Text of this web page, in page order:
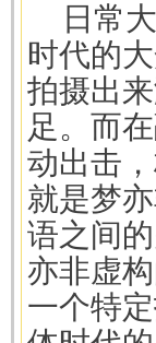
日常
时代的
拍摄出
足。而
动出击
就是梦
语之间
亦非虚
一个特